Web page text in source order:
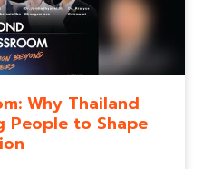
Why Thailand
People to Shape